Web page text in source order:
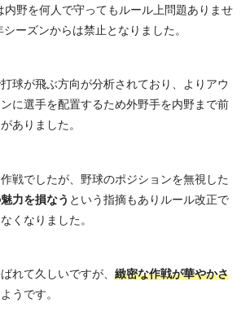
内野を何人で守ってもルール上問題ありませ
ーズンからは禁止となりました。
球が飛ぶ方向が分析されており、よりアウ
ンに選手を配置するため外野手を内野まで前
ありました。
戦でしたが、野球のポジションを無視した
力を損なう という指摘もありルール改正で
くなりました。
れて久しいですが、 緻密な作戦が華やかさ
うです。